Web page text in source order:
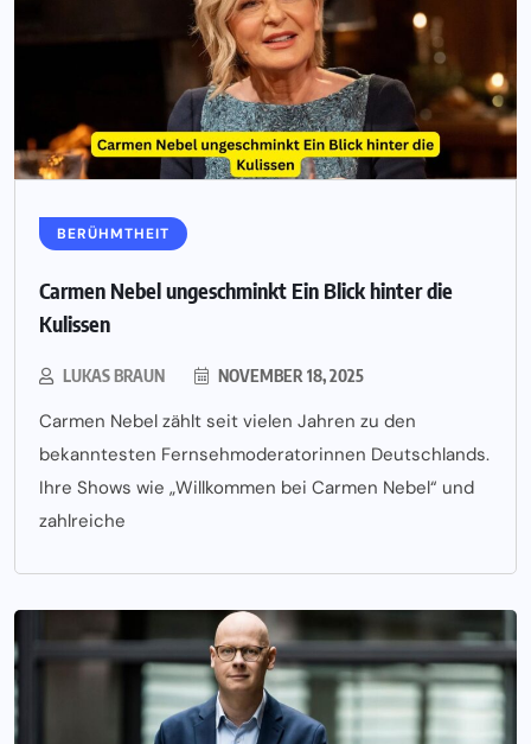
BERÜHMTHEIT
Carmen Nebel ungeschminkt Ein Blick hinter die
Kulissen
LUKAS BRAUN NOVEMBER 18, 2025
Carmen Nebel zählt seit vielen Jahren zu den
bekanntesten Fernsehmoderatorinnen Deutschlands.
Ihre Shows wie „Willkommen bei Carmen Nebel“ und
zahlreiche